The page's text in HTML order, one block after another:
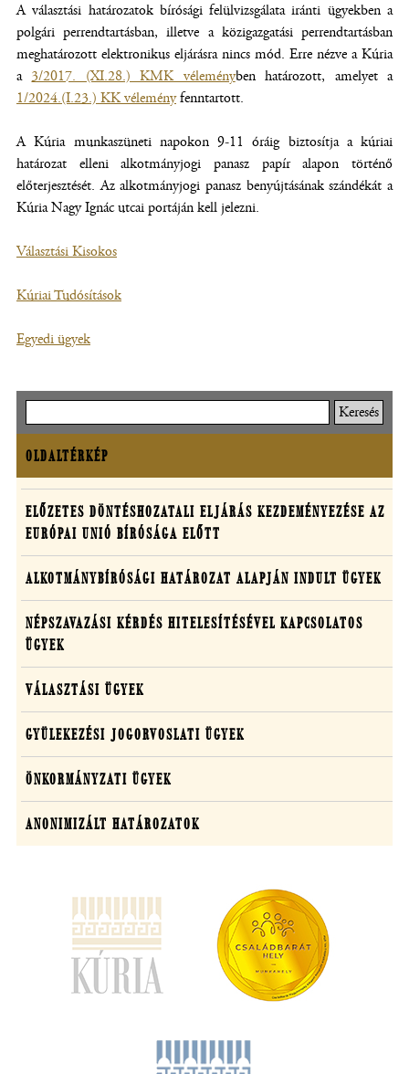
A választási határozatok bírósági felülvizsgálata iránti ügyekben a
polgári perrendtartásban, illetve a közigazgatási perrendtartásban
meghatározott elektronikus eljárásra nincs mód. Erre nézve a Kúria
a3/2017. (XI.28.) KMK vélemény(új
ablakban
meg)
ben határozott, amelyet a
1/2024.(I.23.) KK vélemény(új
nyílik
meg)
fenntartott.
A Kúria munkaszüneti napokon 9-11 óráig biztosítja a kúriai
határozat elleni alkotmányjogi panasz papír alapon történő
előterjesztését. Az alkotmányjogi panasz benyújtásának szándékát a
Kúria Nagy Ignác utcai portáján kell jelezni.
Választási Kisokos
nyílik
Kúriai Tudósítások
Egyedi ügyek
meg)
Oldaltérkép
OLDALTÉRKÉP
Határozatok
egyedi
ügyekben
ELŐZETES DÖNTÉSHOZATALI ELJÁRÁS KEZDEMÉNYEZÉSE AZ
EURÓPAI UNIÓ BÍRÓSÁGA ELŐTT
ALKOTMÁNYBÍRÓSÁGI HATÁROZAT ALAPJÁN INDULT ÜGYEK
NÉPSZAVAZÁSI KÉRDÉS HITELESÍTÉSÉVEL KAPCSOLATOS
ÜGYEK
VÁLASZTÁSI ÜGYEK
GYÜLEKEZÉSI JOGORVOSLATI ÜGYEK
ÖNKORMÁNYZATI ÜGYEK
ANONIMIZÁLT HATÁROZATOK